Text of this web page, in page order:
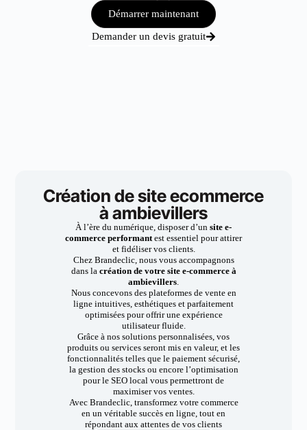
Démarrer maintenant
Demander un devis gratuit
Création de site ecommerce
à ambievillers
À l’ère du numérique, disposer d’un site e-
commerce performantest essentiel pour attirer
et fidéliser vos clients.
Chez Brandeclic, nous vous accompagnons
dans la création de votre site e-commerce à
ambievillers.
Nous concevons des plateformes de vente en
ligne intuitives, esthétiques et parfaitement
optimisées pour offrir une expérience
utilisateur fluide.
Grâce à nos solutions personnalisées, vos
produits ou services seront mis en valeur, et les
fonctionnalités telles que le paiement sécurisé,
la gestion des stocks ou encore l’optimisation
pour le SEO local vous permettront de
maximiser vos ventes.
Avec Brandeclic, transformez votre commerce
en un véritable succès en ligne, tout en
répondant aux attentes de vos clients